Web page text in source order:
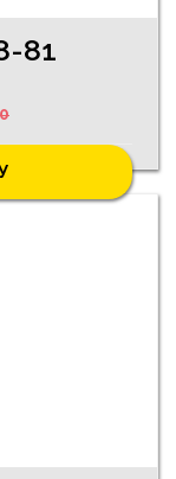
81